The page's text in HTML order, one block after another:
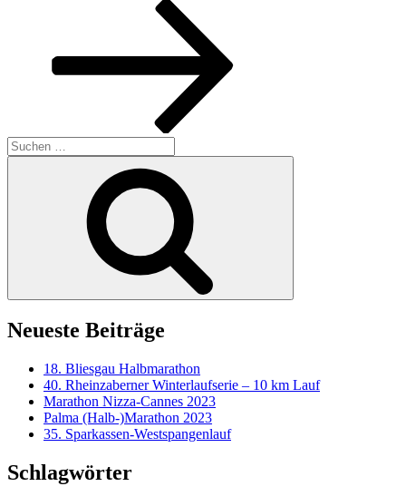
Suche
nach:
Neueste Beiträge
18. Bliesgau Halbmarathon
40. Rheinzaberner Winterlaufserie – 10 km Lauf
Marathon Nizza-Cannes 2023
Palma (Halb-)Marathon 2023
35. Sparkassen-Westspangenlauf
Schlagwörter